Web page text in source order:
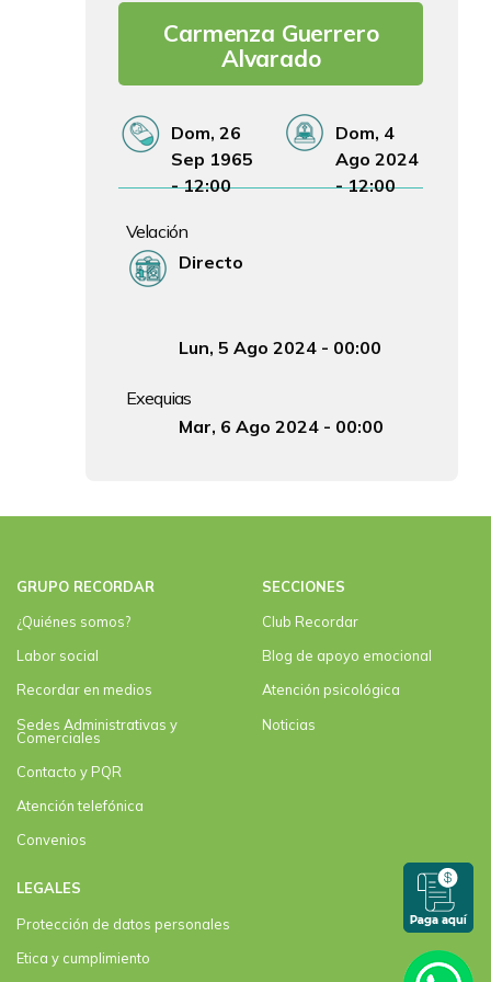
Carmenza Guerrero
Alvarado
Fecha de Nacimiento
Dom, 26
Sep 1965
- 12:00
Fecha de Fallecimiento
Dom, 4
Ago 2024
- 12:00
Velación
Lugar Velación
Directo
Fecha y hora Velación
Lun, 5 Ago 2024 - 00:00
Exequias
Fecha y hora Exequias
Mar, 6 Ago 2024 - 00:00
GRUPO RECORDAR
¿Quiénes somos?
Labor social
Recordar en medios
Sedes Administrativas y
Comerciales
Contacto y PQR
Atención telefónica
Convenios
SECCIONES
Club Recordar
Blog de apoyo emocional
Atención psicológica
Noticias
LEGALES
Protección de datos personales
Etica y cumplimiento